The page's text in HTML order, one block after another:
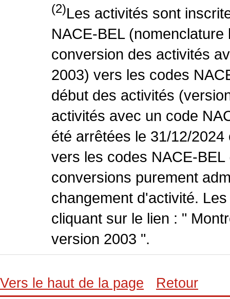
(2)Les activités sont
NACE-BEL
conversion des activités
2003) vers les codes
début des activités
activités avec un code
été arrêtées le 31/12/
vers les codes NACE-
conversions purement
changement d'activité.
cliquant sur le lien : "
version 2003 ".
Vers le haut de la page Retour